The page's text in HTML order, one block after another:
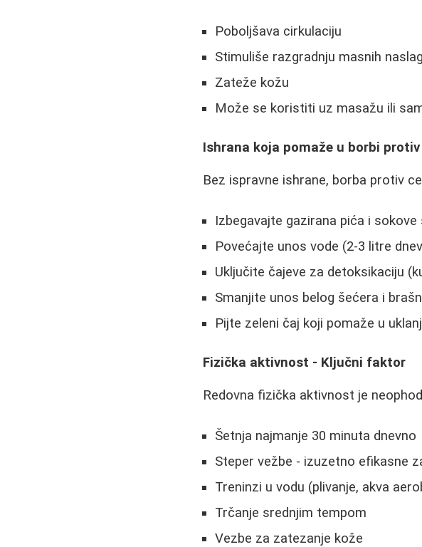
Poboljšava cirkulaciju
Stimuliše razgradnju masnih
Zateže kožu
Može se koristiti uz masažu ili
Ishrana koja pomaže u borbi
Bez ispravne ishrane, borba protiv
Izbegavajte gazirana pića i
Povećajte unos vode (2-3 litre
Uključite čajeve za detoksikaciju
Smanjite unos belog šećera i
Pijte zeleni čaj koji pomaže u
Fizička aktivnost - Ključni faktor
Redovna fizička aktivnost je
Šetnja najmanje 30 minuta dnevno
Steper vežbe - izuzetno efikasne
Treninzi u vodu (plivanje, akva
Trčanje srednjim tempom
Vezbe za zatezanje kože